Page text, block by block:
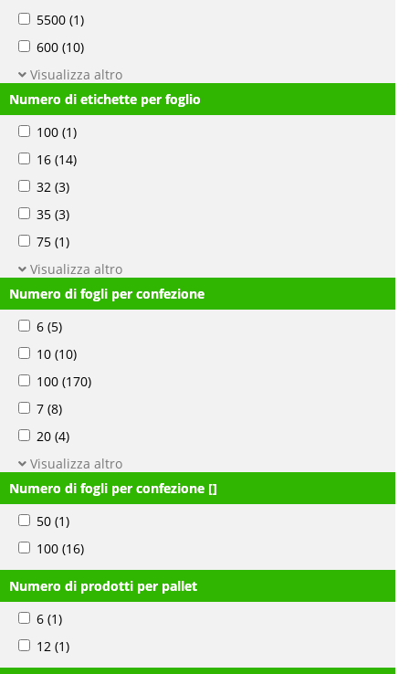
5500 (1)
600 (10)
Visualizza altro
Numero di etichette per foglio
100 (1)
16 (14)
32 (3)
35 (3)
75 (1)
Visualizza altro
Numero di fogli per confezione
6 (5)
10 (10)
100 (170)
7 (8)
20 (4)
Visualizza altro
Numero di fogli per confezione []
50 (1)
100 (16)
Numero di prodotti per pallet
6 (1)
12 (1)